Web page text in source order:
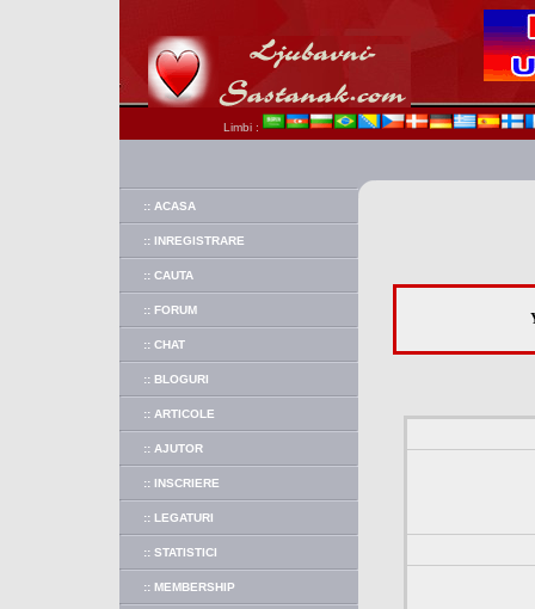
Limbi :
:: ACASA
:: INREGISTRARE
:: CAUTA
:: FORUM
:: CHAT
:: BLOGURI
:: ARTICOLE
:: AJUTOR
:: INSCRIERE
:: LEGATURI
:: STATISTICI
:: MEMBERSHIP